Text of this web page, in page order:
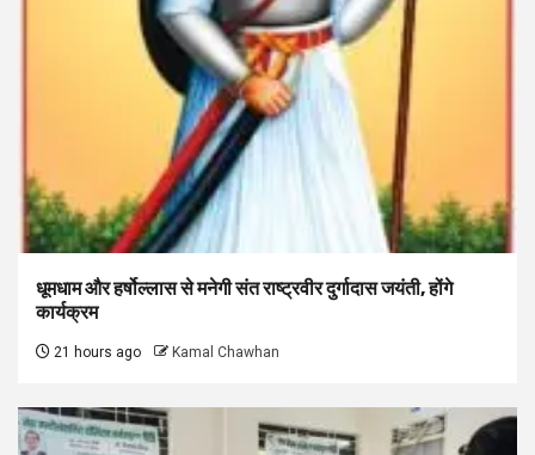
धूमधाम और हर्षोल्लास से मनेगी संत राष्ट्रवीर दुर्गादास जयंती, होंगे
कार्यक्रम
21 hours ago Kamal Chawhan